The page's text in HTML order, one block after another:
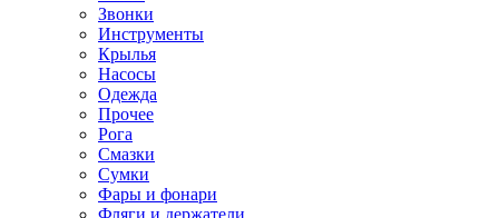
Звонки
Инструменты
Крылья
Насосы
Одежда
Прочее
Рога
Смазки
Сумки
Фары и фонари
Фляги и держатели